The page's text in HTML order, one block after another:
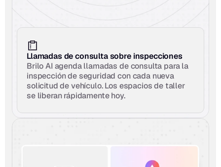
Llamadas de consulta sobre inspecciones
Brilo AI agenda llamadas de consulta para la
inspección de seguridad con cada nueva
solicitud de vehículo. Los espacios de taller
se liberan rápidamente hoy.